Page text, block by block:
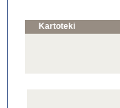
Kartoteki